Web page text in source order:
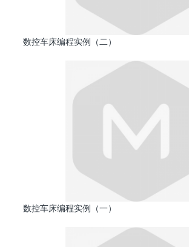
数控车床编程实例（二）
数控车床编程实例（一）